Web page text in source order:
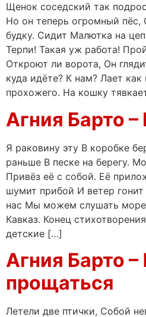
Щенок соседский так
Но он теперь огромный пёс,
будку. Сидит Малютка на
Терпи! Такая уж работа!
Откроют ли ворота, Он
куда идёте? К нам? Лает
прохожего. На кошку
Агния Барто –
Я раковину эту В коробке
раньше В песке на берегу.
Привёз её с собой. Её
шумит прибой И ветер
нас Мы можем слушать
Кавказ. Конец
детские […]
Агния Барто –
прощаться
Летели две птички, Собой